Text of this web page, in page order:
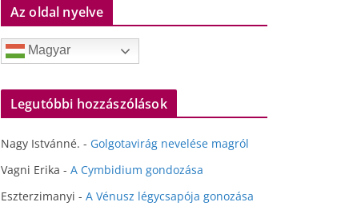
Az oldal nyelve
Magyar
Legutóbbi hozzászólások
Nagy Istvánné. - Golgotavirág nevelése magról
Vagni Erika - A Cymbidium gondozása
Eszterzimanyi - A Vénusz légycsapója gonozása